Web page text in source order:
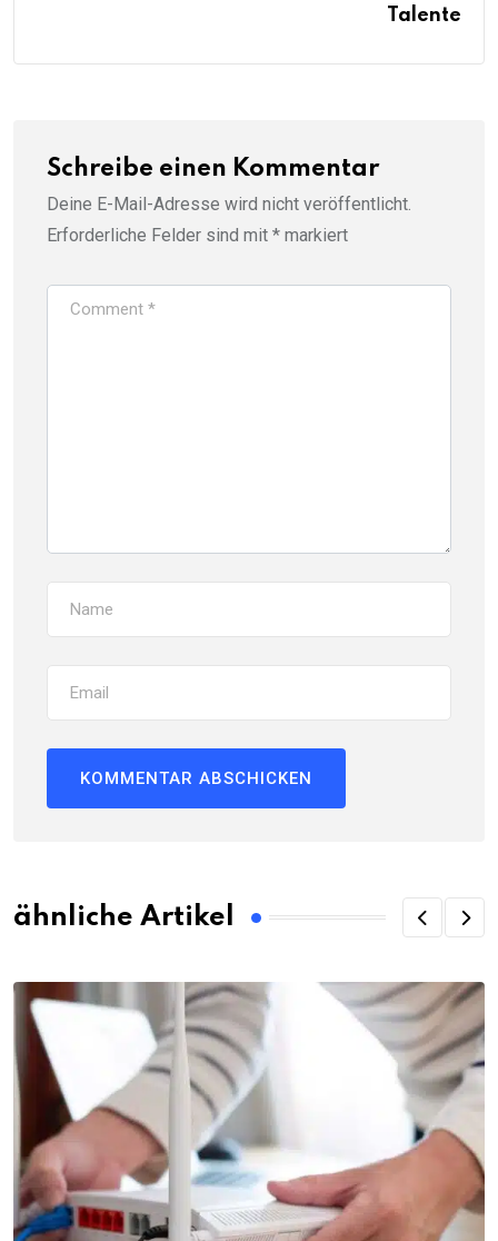
Talente
Schreibe einen Kommentar
Deine E-Mail-Adresse wird nicht veröffentlicht.
Erforderliche Felder sind mit * markiert
ähnliche Artikel